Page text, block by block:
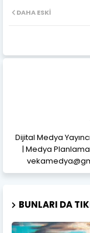
DAHA ESKI
Dijital Medya
| Medya Planlama
BUNLARI DA